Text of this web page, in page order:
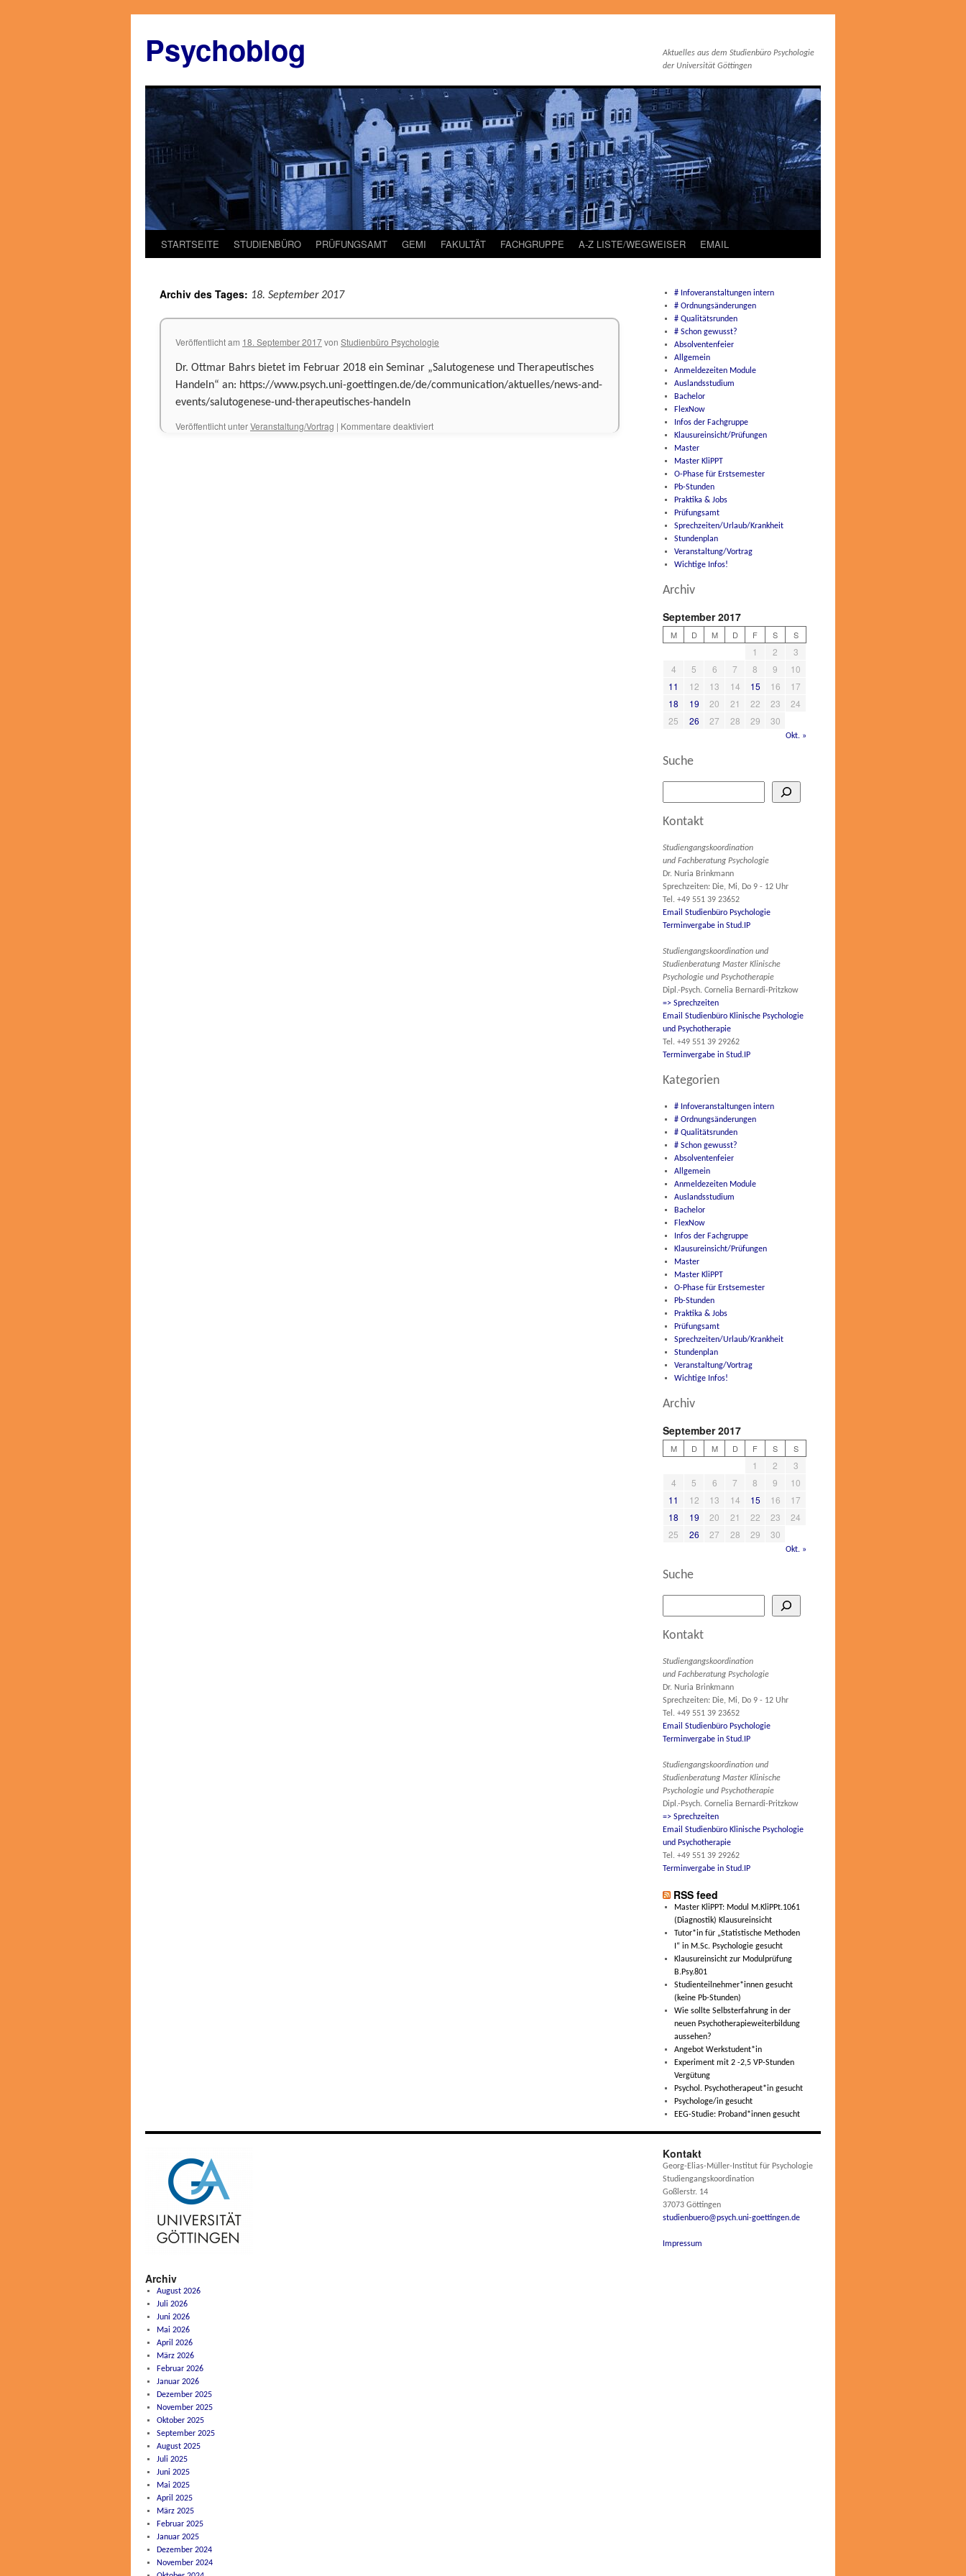
springen
Psychoblog
Aktuelles aus dem Studienbüro Psychologie
der Universität Göttingen
STARTSEITE STUDIENBÜRO PRÜFUNGSAMT GEMI FAKULTÄT FACHGRUPPE A-Z LISTE/WEGWEISER EMAIL
Archiv des Tages: 18. September 2017
Veröffentlicht am 18. September 2017von Studienbüro Psychologie
Dr. Ottmar Bahrs bietet im Februar 2018 ein Seminar „Salutogenese und Therapeutisches
Handeln“ an: https://www.psych.uni-goettingen.de/de/communication/aktuelles/news-and-
events/salutogenese-und-therapeutisches-handeln
Veröffentlicht unterVeranstaltung/Vortrag | Kommentare deaktiviertfür
# Infoveranstaltungen intern
# Ordnungsänderungen
# Qualitätsrunden
# Schon gewusst?
Absolventenfeier
Allgemein
Anmeldezeiten Module
Auslandsstudium
Bachelor
FlexNow
Infos der Fachgruppe
Klausureinsicht/Prüfungen
Master
Master KliPPT
O-Phase für Erstsemester
Pb-Stunden
Praktika & Jobs
Prüfungsamt
Sprechzeiten/Urlaub/Krankheit
Stundenplan
Veranstaltung/Vortrag
Wichtige Infos!
Archiv
September 2017
M D M D F S S
1 2
3
4
5 6 7 8 9
10
11
12 13 14 15 16
17
18
19 20 21 22 23
24
25
26 27 28 29 30
Okt. »
Suche
Kontakt
Studiengangskoordination
und Fachberatung Psychologie
Dr. Nuria Brinkmann
Sprechzeiten: Die, Mi, Do 9 - 12 Uhr
Tel. +49 551 39 23652
Email Studienbüro Psychologie
Terminvergabe in Stud.IP
Studiengangskoordination und
Studienberatung Master Klinische
Psychologie und Psychotherapie
Dipl.-Psych. Cornelia Bernardi-Pritzkow
=> Sprechzeiten
Email Studienbüro Klinische Psychologie
und Psychotherapie
Tel. +49 551 39 29262
Terminvergabe in Stud.IP
Kategorien
# Infoveranstaltungen intern
# Ordnungsänderungen
# Qualitätsrunden
# Schon gewusst?
Absolventenfeier
Allgemein
Anmeldezeiten Module
Auslandsstudium
Bachelor
FlexNow
Infos der Fachgruppe
Klausureinsicht/Prüfungen
Master
Master KliPPT
O-Phase für Erstsemester
Pb-Stunden
Praktika & Jobs
Prüfungsamt
Sprechzeiten/Urlaub/Krankheit
Stundenplan
Veranstaltung/Vortrag
Wichtige Infos!
Archiv
September 2017
M D M D F S S
1 2
3
4
5 6 7 8 9
10
11
12 13 14 15 16
17
18
19 20 21 22 23
24
25
26 27 28 29 30
Okt. »
Suche
Kontakt
Studiengangskoordination
und Fachberatung Psychologie
Dr. Nuria Brinkmann
Sprechzeiten: Die, Mi, Do 9 - 12 Uhr
Tel. +49 551 39 23652
Email Studienbüro Psychologie
Terminvergabe in Stud.IP
Studiengangskoordination und
Studienberatung Master Klinische
Psychologie und Psychotherapie
Dipl.-Psych. Cornelia Bernardi-Pritzkow
=> Sprechzeiten
Email Studienbüro Klinische Psychologie
und Psychotherapie
Tel. +49 551 39 29262
Terminvergabe in Stud.IP
RSS feed
Master KliPPT: Modul M.KliPPt.1061
(Diagnostik) Klausureinsicht
Tutor*in für „Statistische Methoden
I“ in M.Sc. Psychologie gesucht
Klausureinsicht zur Modulprüfung
B.Psy.801
Studienteilnehmer*innen gesucht
(keine Pb-Stunden)
Wie sollte Selbsterfahrung in der
neuen Psychotherapieweiterbildung
aussehen?
Angebot Werkstudent*in
Experiment mit 2 -2,5 VP-Stunden
Vergütung
Psychol. Psychotherapeut*in gesucht
Psychologe/in gesucht
EEG-Studie: Proband*innen gesucht
Archiv
August 2026
Juli 2026
Juni 2026
Mai 2026
April 2026
März 2026
Februar 2026
Januar 2026
Dezember 2025
November 2025
Oktober 2025
September 2025
August 2025
Juli 2025
Juni 2025
Mai 2025
April 2025
März 2025
Februar 2025
Januar 2025
Dezember 2024
November 2024
Kontakt
Georg-Elias-Müller-Institut für Psychologie
Studiengangskoordination
Goßlerstr. 14
37073 Göttingen
studienbuero@psych.uni-goettingen.de
Impressum